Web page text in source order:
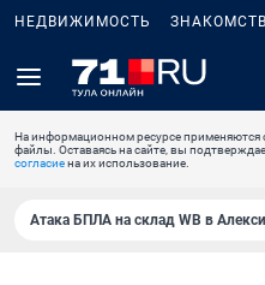
НЕДВИЖИМОСТЬ
На информационном ресурсе применяются
файлы. Оставаясь на сайте, вы
согласиена их использование.
Атака БПЛА на склад WB в